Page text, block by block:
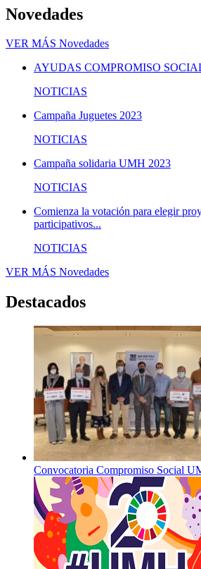
Novedades
VER MÁS Novedades
AYUDAS COMPROMISO
NOTICIAS
Campaña Juguetes 2023
NOTICIAS
Campaña solidaria UMH 2023
NOTICIAS
Comienza la votación para elegir
participativos...
NOTICIAS
VER MÁS Novedades
Destacados
Convocatoria Compromiso Social